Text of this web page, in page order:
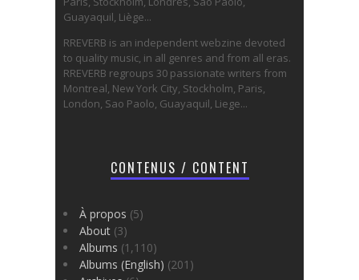
Guayaquil, Liège...
RREVERB is an independent webzine devoted
to quality music, in all genres and from all eras.
RREVERB regroups 30 passionate writers from
Montreal, New York City, Stockholm, Paris,
London, Sao Paolo, Guayaquil, Liege...
CONTENUS / CONTENT
À propos (5)
About (3)
Albums (1,110)
Albums (English) (201)